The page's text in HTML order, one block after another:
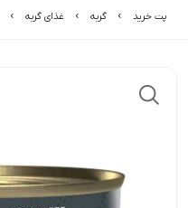
پت خرید گربه غذای گربه